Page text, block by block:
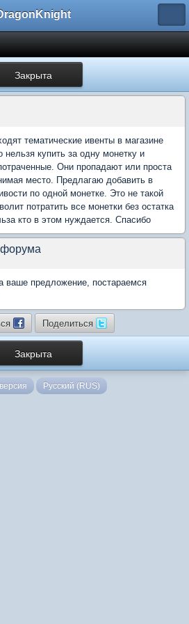
Закрыта
тематические ивенты в магазине
нельзя купить за одну монетку и
Они пропадают или проста
место. Предлагаю добавить в
по одной монетке. Это не такой
потратить все монетки без остатка
кто в этом нуждается. Спасибо
ваше предложение, постараемся
Поделиться
Закрыта
Русский (RUS)